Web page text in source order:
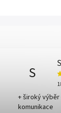
S
+ široký výběr
komunikace